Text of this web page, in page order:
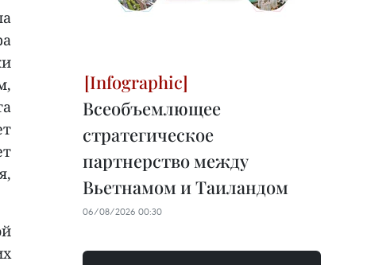
Всеобъемлющее
стратегическое
партнерство между
Вьетнамом и Таиландом
06/08/2026 00:30